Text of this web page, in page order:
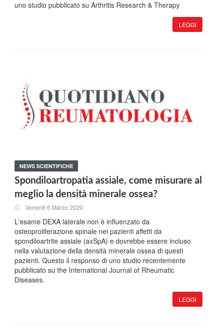
uno studio pubblicato su Arthritis Research & Therapy
LEGGI
NEWS SCIENTIFICHE
Spondiloartropatia assiale, come misurare al
meglio la densità minerale ossea?
Venerdi 6 Marzo 2020
L'esame DEXA laterale non è influenzato da
osteoproliferazione spinale nei pazienti affetti da
spondiloartrite assiale (axSpA) e dovrebbe essere incluso
nella valutazione della densità minerale ossea di questi
pazienti. Questo il responso di uno studio recentemente
pubblicato su the International Journal of Rheumatic
Diseases.
LEGGI